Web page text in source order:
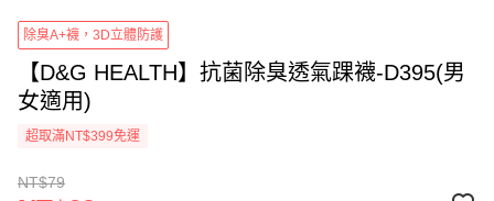
除臭A+襪，3D立體防護
【D&G HEALTH】抗菌除臭透氣踝襪-D395(男
女適用)
超取滿NT$399免運
NT$79